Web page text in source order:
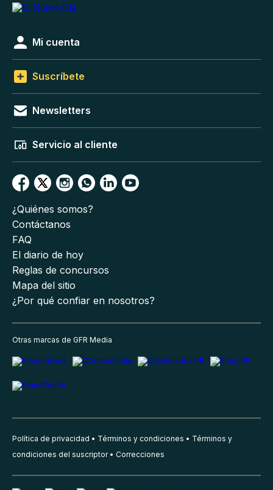
Mi cuenta
Suscríbete
Newsletters
Servicio al cliente
¿Quiénes somos?
Contáctanos
FAQ
El diario de hoy
Reglas de concursos
Mapa del sitio
¿Por qué confiar en nosotros?
Otras marcas de GFR Media
Política de privacidad Términos y condiciones
Términos y
condiciones del suscriptor
Correcciones